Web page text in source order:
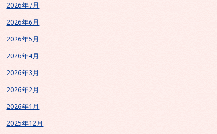
2026年7月
2026年6月
2026年5月
2026年4月
2026年3月
2026年2月
2026年1月
2025年12月